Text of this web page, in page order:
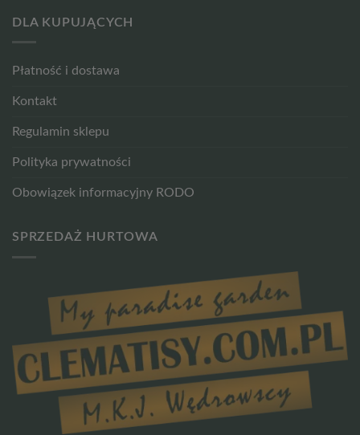
DLA KUPUJĄCYCH
Płatność i dostawa
Kontakt
Regulamin sklepu
Polityka prywatności
Obowiązek informacyjny RODO
SPRZEDAŻ HURTOWA